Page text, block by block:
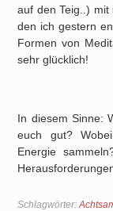
auf den Teig..)
den ich gestern
Formen von
sehr glücklich!
In diesem Sinne:
euch gut?
Energie
Schlagwörter: